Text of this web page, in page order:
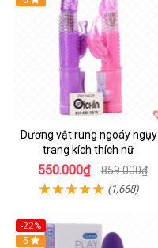
Dương vật rung ngoáy ngụy
trang kích thích nữ
550.000₫ 859.000₫
(1,668)
-22%
Hot
5